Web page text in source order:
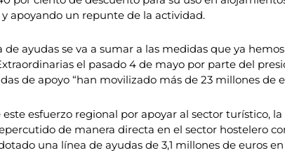
apoyando un repunte de la actividad.
de ayudas se va a sumar a las medidas que ya
el pasado 4 de mayo por parte del
de apoyo “han movilizado más de 23 millones
esfuerzo regional por apoyar al sector turístico,
de manera directa en el sector hostelero
una línea de ayudas de 3,1 millones de euros